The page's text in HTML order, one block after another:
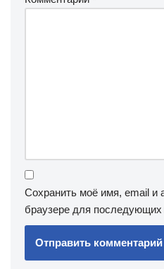
Сохранить моё имя, email и
браузере для